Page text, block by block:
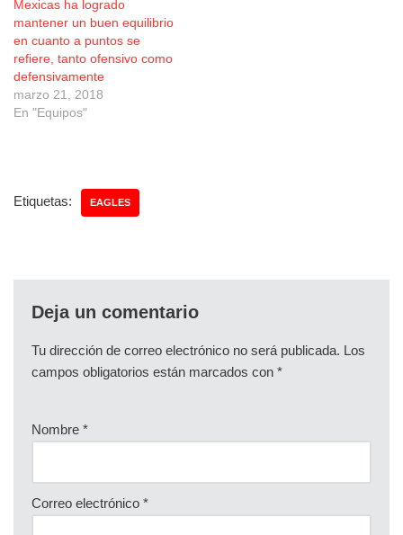
Mexicas ha logrado
mantener un buen equilibrio
en cuanto a puntos se
refiere, tanto ofensivo como
defensivamente
marzo 21, 2018
En "Equipos"
Etiquetas: EAGLES
Deja un comentario
Tu dirección de correo electrónico no será publicada. Los
campos obligatorios están marcados con *
Nombre *
Correo electrónico *